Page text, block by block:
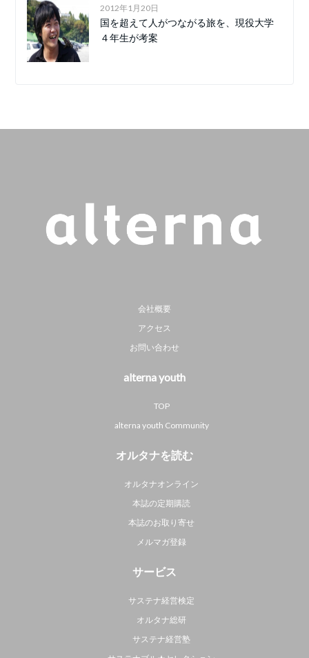
2012年1月20日
国を超えて人がつながる旅を、現役大学
４年生が考案
会社概要
アクセス
お問い合わせ
alterna youth
TOP
alterna youth Community
オルタナを読む
オルタナオンライン
本誌の定期購読
本誌のお取り寄せ
メルマガ登録
サービス
サステナ経営検定
オルタナ総研
サステナ経営塾